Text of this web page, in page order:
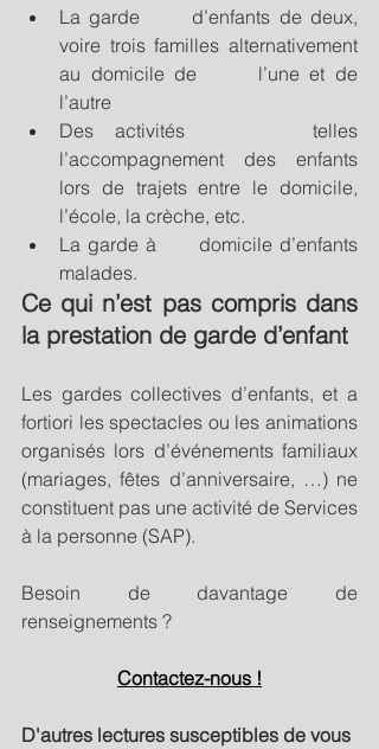
La garde      d’enfants de deux,
voire trois familles alternativement
au domicile de      l’une et de
l’autre
Des activités      telles
l’accompagnement des enfants
lors de trajets entre le domicile,
l’école, la crèche, etc.
La garde à      domicile d’enfants
malades.
Ce qui n’est pas compris dans
la prestation de garde d’enfant
Les gardes collectives d’enfants, et a
fortiori les spectacles ou les animations
organisés lors d’événements familiaux
(mariages, fêtes d’anniversaire, …) ne
constituent pas une activité de Services
à la personne (SAP).
Besoin de davantage de
renseignements ?
Contactez-nous !
D'autres lectures susceptibles de vous